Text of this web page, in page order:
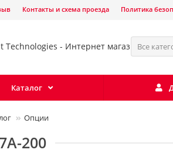
Контакты и схема проезда Политика
Все
Каталог
Опции
200